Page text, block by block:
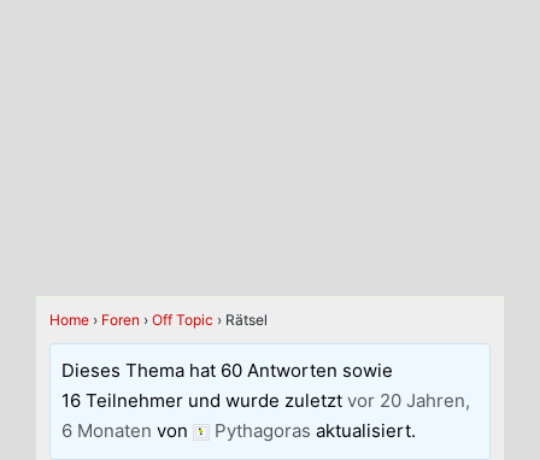
Home › Foren › Off Topic › Rätsel
Dieses Thema hat 60 Antworten sowie
16 Teilnehmer und wurde zuletztvor 20 Jahren,
6 Monaten von Pythagoras aktualisiert.